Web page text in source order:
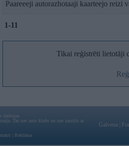
Paareeeji autorazhotaaji kaarteejo
1-11
Tikai reģistrēti lietotāji
darbojas
Tas nav auto klubs un nav saistīts ar
Reklāma
Galvena